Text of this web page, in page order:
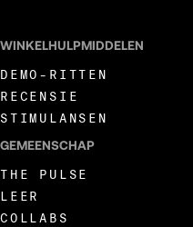
WINKELHULPMIDDELEN
DEMO-RITTEN
RECENSIE
STIMULANSEN
GEMEENSCHAP
THE PULSE
LEER
COLLABS